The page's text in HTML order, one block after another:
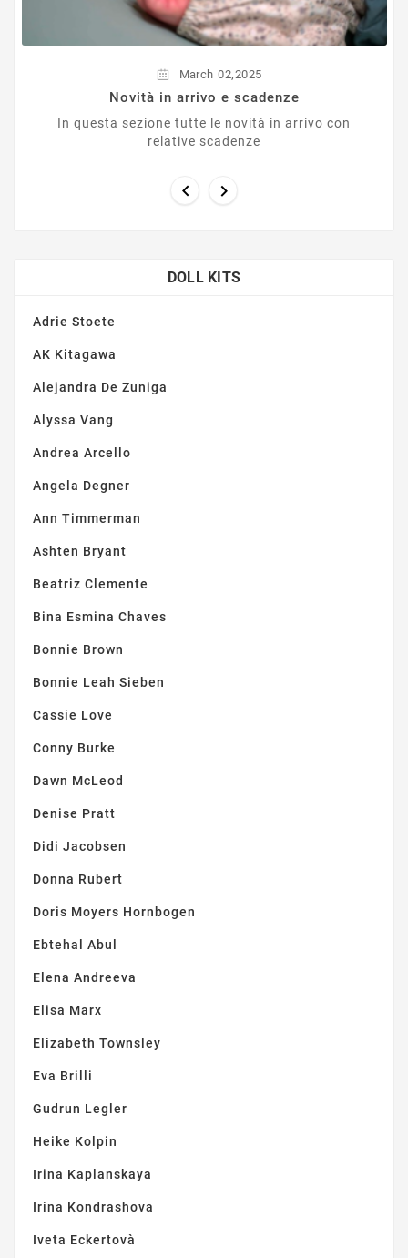
March 02,2025
Novità in arrivo e scadenze
In questa sezione tutte le novità in arrivo con
relative scadenze
 
DOLL KITS
Adrie Stoete
AK Kitagawa
Alejandra De Zuniga
Alyssa Vang
Andrea Arcello
Angela Degner
Ann Timmerman
Ashten Bryant
Beatriz Clemente
Bina Esmina Chaves
Bonnie Brown
Bonnie Leah Sieben
Cassie Love
Conny Burke
Dawn McLeod
Denise Pratt
Didi Jacobsen
Donna Rubert
Doris Moyers Hornbogen
Ebtehal Abul
Elena Andreeva
Elisa Marx
Elizabeth Townsley
Eva Brilli
Gudrun Legler
Heike Kolpin
Irina Kaplanskaya
Irina Kondrashova
Iveta Eckertovà